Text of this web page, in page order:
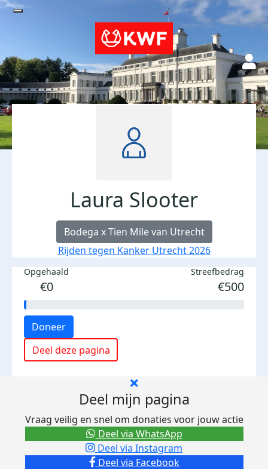
Laura Slooter
Bodega x Tien Mile van Utrecht
Rijden tegen Kanker Utrecht 2026
Opgehaald
€0
Streefbedrag
€500
Doneer
Deel deze pagina
Deel mijn pagina
Vraag veilig en snel om donaties voor jouw actie
Deel via Facebook
Deel via Instagram
Deel via WhatsApp